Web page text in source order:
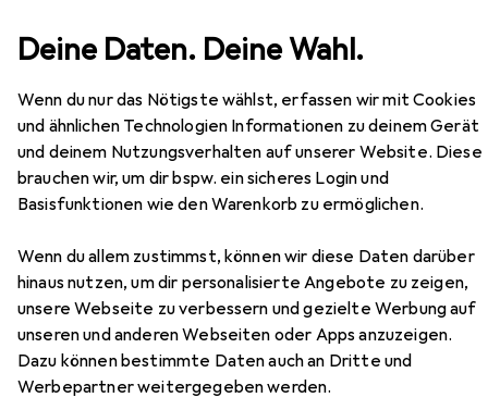
Deine Daten. Deine Wahl.
Wenn du nur das Nötigste wählst, erfassen wir mit Cookies
und ähnlichen Technologien Informationen zu deinem Gerät
und deinem Nutzungsverhalten auf unserer Website. Diese
brauchen wir, um dir bspw. ein sicheres Login und
Basisfunktionen wie den Warenkorb zu ermöglichen.
Wenn du allem zustimmst, können wir diese Daten darüber
hinaus nutzen, um dir personalisierte Angebote zu zeigen,
unsere Webseite zu verbessern und gezielte Werbung auf
unseren und anderen Webseiten oder Apps anzuzeigen.
Dazu können bestimmte Daten auch an Dritte und
Werbepartner weitergegeben werden.
Ordner Leitz Esselte 55292 Präsentation
EUR
20,79
LeitzEsselte 55292 Präsentation
A4, 44 mm
Zubehör für Leitz Esselte 55292
Präsentation
Hier findest du passendes Zubehör zum Produkt Leitz
Esselte 55292 Präsentation aus der Kategorie Ordner